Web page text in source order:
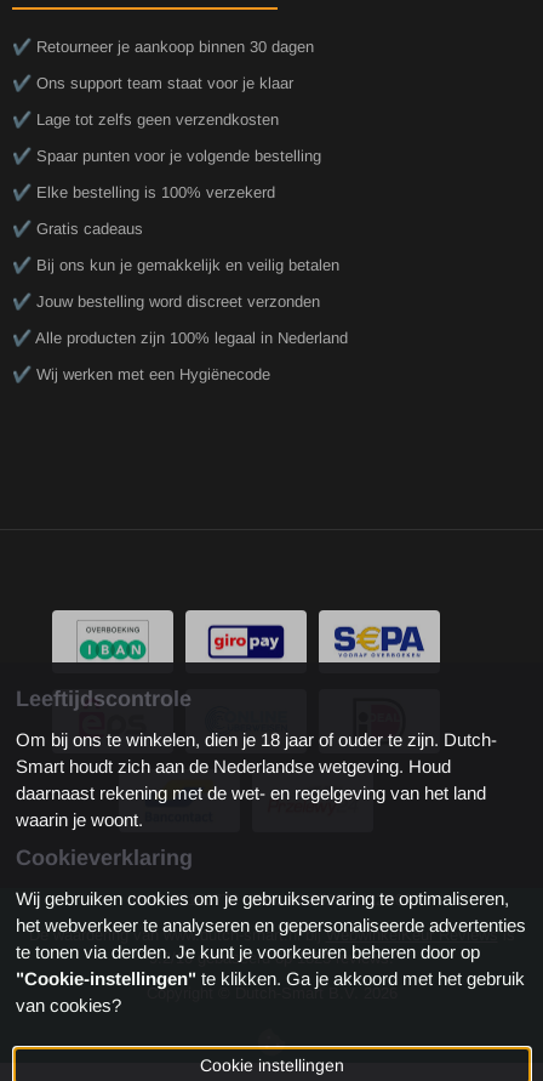
✔️ Retourneer je aankoop binnen 30 dagen
✔️ Ons support team staat voor je klaar
✔️ Lage tot zelfs geen verzendkosten
✔️ Spaar punten voor je volgende bestelling
✔️ Elke bestelling is 100% verzekerd
✔️ Gratis cadeaus
✔️ Bij ons kun je gemakkelijk en veilig betalen
✔️ Jouw bestelling word discreet verzonden
✔️ Alle producten zijn 100% legaal in Nederland
✔️ Wij werken met een Hygiënecode
KvK: 81180772 - Btw: NL861973112B01
De waardering van www.dutch-smart.nl bijWebwinkelKeur Reviewsis
9.2/10 gebaseerd op 1823 reviews.
Copyright © Dutch-Smart B.V. 2026
Leeftijdscontrole
Om bij ons te winkelen, dien je 18 jaar of ouder te zijn. Dutch-
Smart houdt zich aan de Nederlandse wetgeving. Houd
daarnaast rekening met de wet- en regelgeving van het land
waarin je woont.
Cookieverklaring
Wij gebruiken cookies om je gebruikservaring te optimaliseren,
het webverkeer te analyseren en gepersonaliseerde advertenties
te tonen via derden. Je kunt je voorkeuren beheren door op
"Cookie-instellingen" te klikken. Ga je akkoord met het gebruik
van cookies?
Cookie instellingen